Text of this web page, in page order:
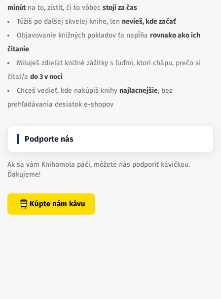
minútna to, zistiť, či to vôbec stojí za čas
Túžiš po ďalšej skvelej knihe, len nevieš, kde začať
Objavovanie knižných pokladov ťa napĺňa rovnako ako ich
čítanie
Miluješ zdieľať knižné zážitky s ľuďmi, ktorí chápu, prečo si
čítal/a do 3 v noci
Chceš vedieť, kde nakúpiš knihy najlacnejšie, bez
prehľadávania desiatok e-shopov
Podporte nás
Ak sa vám Knihomola páči, môžete nás podporiť kávičkou.
Ďakujeme!
Kúpte nám kávu